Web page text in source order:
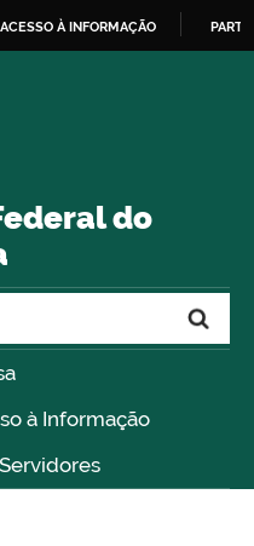
ACESSO À INFORMAÇÃO
do
à Informação
Servidores